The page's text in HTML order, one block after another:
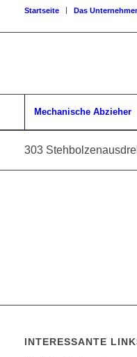
Startseite Das
Mechanische Abzieher
303
INTERESSANTE